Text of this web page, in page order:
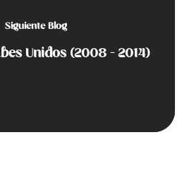
Siguiente Blog
Unidos (2008 - 2014)